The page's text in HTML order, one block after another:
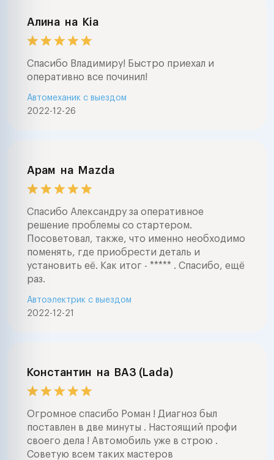
Алина на Kia
Спасибо Владимиру! Быстро приехал и
оперативно все починил!
2022-12-26
Автомеханик с выездом
Арам на Mazda
Спасибо Александру за оперативное
решение проблемы со стартером.
Посоветовал, также, что именно необходимо
поменять, где приобрести деталь и
установить её. Как итог - ***** . Спасибо, ещё
раз.
2022-12-21
Автоэлектрик с выездом
Константин на ВАЗ (Lada)
Огромное спасибо Роман ! Диагноз был
поставлен в две минуты . Настоящий профи
своего дела ! Автомобиль уже в строю .
Советую всем таких мастеров